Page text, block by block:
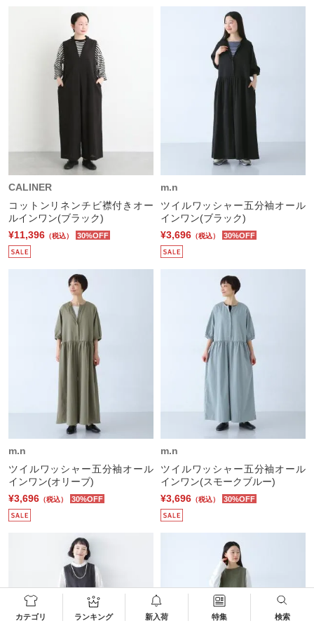
カテゴリ ランキング 新入荷 特集 検索
CALINER
コットンリネンチビ襟付きオー
ルインワン(ブラック)
¥11,396 （税込） 30%OFF
m.n
ツイルワッシャー五分袖オール
インワン(ブラック)
¥3,696 （税込） 30%OFF
m.n
ツイルワッシャー五分袖オール
インワン(オリーブ)
¥3,696 （税込） 30%OFF
m.n
ツイルワッシャー五分袖オール
インワン(スモークブルー)
¥3,696 （税込） 30%OFF